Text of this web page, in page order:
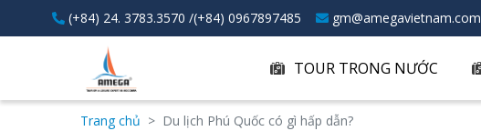
(+84) 24. 3783.3570 /(+84) 0967897485 gm@amegavietnam.com
TOUR TRONG NƯỚC
Trang chủ Du lịch Phú Quốc có gì hấp dẫn?